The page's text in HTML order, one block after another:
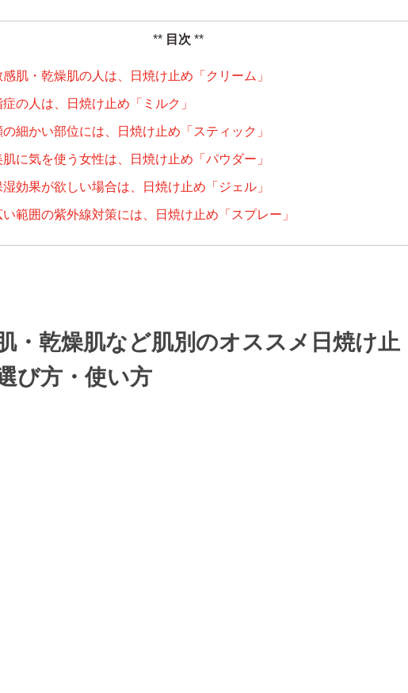
目次
感肌・乾燥肌の人は、日焼け止め「クリーム」
症の人は、日焼け止め「ミルク」
の細かい部位には、日焼け止め「スティック」
肌に気を使う女性は、日焼け止め「パウダー」
湿効果が欲しい場合は、日焼け止め「ジェル」
い範囲の紫外線対策には、日焼け止め「スプレー」
・乾燥肌など肌別のオススメ日焼け止
び方・使い方